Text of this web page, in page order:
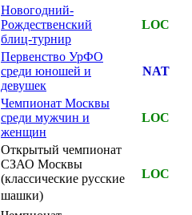
Новогодний-
Рождественский
блиц-турнир
LOC
Первенство УрФО
среди юношей и
девушек
NAT
Чемпионат Москвы
среди мужчин и
женщин
LOC
Открытый чемпионат
СЗАО Москвы
(классические русские
шашки)
LOC